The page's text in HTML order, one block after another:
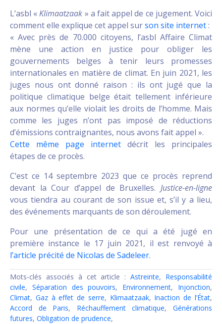
L’asbl «Klimaatzaak » a fait appel de ce jugement. Voici
comment elle explique cet appel surson site internet:
« Avec près de 70.000 citoyens, l’asbl Affaire Climat
mène une action en justice pour obliger les
gouvernements belges à tenir leurs promesses
internationales en matière de climat. En juin 2021, les
juges nous ont donné raison : ils ont jugé que la
politique climatique belge était tellement inférieure
aux normes qu’elle violait les droits de l’homme. Mais
comme les juges n’ont pas imposé de réductions
d’émissions contraignantes, nous avons fait appel ».
Cette même page internet décrit les principales
étapes de ce procès.
C’est ce 14 septembre 2023 que ce procès reprend
devant la Cour d’appel de Bruxelles. Justice-en-ligne
vous tiendra au courant de son issue et, s’il y a lieu,
des événements marquants de son déroulement.
Pour une présentation de ce qui a été jugé en
première instance le 17 juin 2021, il est renvoyé à
l’article précité de Nicolas de Sadeleer.
Mots-clés associés à cet article :Astreinte, Responsabilité
civile, Séparation des pouvoirs, Environnement, Injonction,
Climat, Gaz à effet de serre, Klimaatzaak, Inaction de l’État,
Accord de Paris, Réchauffement climatique,Générations
futures, Obligation de prudence,